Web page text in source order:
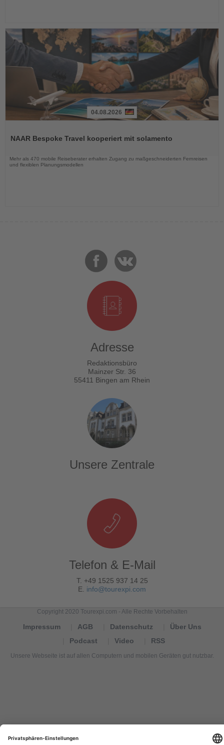
die
04.08.2026
NAAR Bespoke Travel kooperiert mit solamento
Mehr als 470 mobile Reiseberater erhalten Zugang zu maßgeschneiderten Fernreisen
und flexiblen Planungsmodellen
Adresse
Redaktionsbüro
Mainzer Str. 36
55411 Bingen am Rhein
Unsere Zentrale
Telefon & E-Mail
T. +49 1525 937 14 25
E. info@tourexpi.com
Copyright 2020 Tourexpi.com - Alle Rechte Vorbehalten
Impressum AGB Datenschutz
Über Uns
Podcast
Video RSS
Unsere Webseite ist auf allen Computern und mobilen Geräten gut nutzbar.
noticias
de